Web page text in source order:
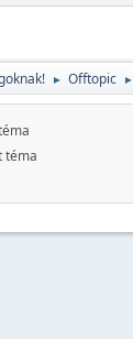
► Offtopic ►
téma